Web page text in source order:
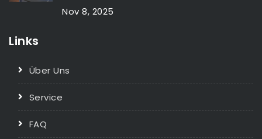
Nov 8, 2025
Links
Über Uns
Service
FAQ